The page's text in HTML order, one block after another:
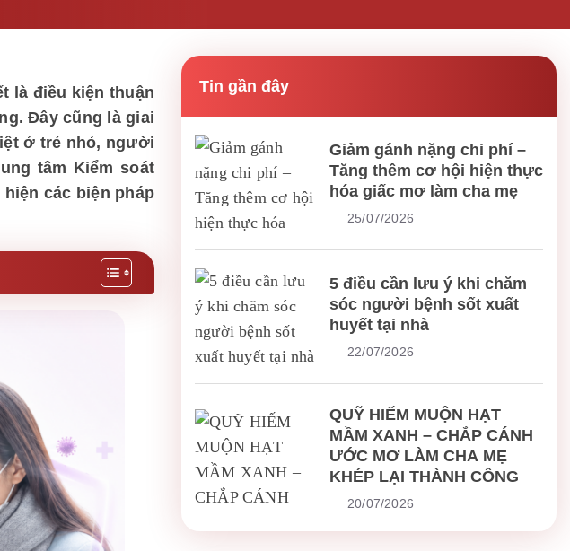
là điều kiện thuận
Đây cũng là giai
ở trẻ nhỏ, người
tâm Kiểm soát
các biện pháp
Tin gần đây
Giảm gánh nặng chi phí –
Tăng thêm cơ hội hiện thực
hóa giấc mơ làm cha mẹ
25/07/2026
5 điều cần lưu ý khi chăm
sóc người bệnh sốt xuất
huyết tại nhà
22/07/2026
QUỸ HIẾM MUỘN HẠT
MẦM XANH – CHẮP CÁNH
ƯỚC MƠ LÀM CHA MẸ
KHÉP LẠI THÀNH CÔNG
20/07/2026